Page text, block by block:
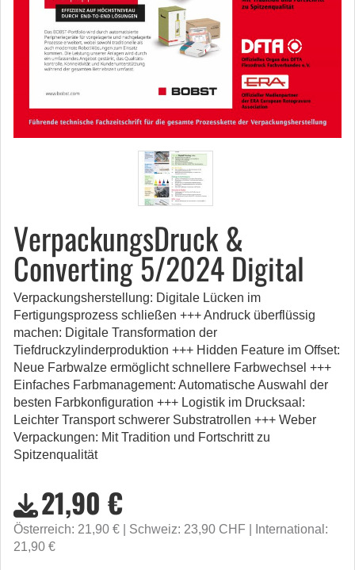
VerpackungsDruck &
Converting 5/2024 Digital
Verpackungsherstellung: Digitale Lücken im
Fertigungsprozess schließen +++ Andruck überflüssig
machen: Digitale Transformation der
Tiefdruckzylinderproduktion +++ Hidden Feature im Offset:
Neue Farbwalze ermöglicht schnellere Farbwechsel +++
Einfaches Farbmanagement: Automatische Auswahl der
besten Farbkonfiguration +++ Logistik im Drucksaal:
Leichter Transport schwerer Substratrollen +++ Weber
Verpackungen: Mit Tradition und Fortschritt zu
Spitzenqualität
21,90 €
Österreich: 21,90 € Schweiz: 23,90 CHF
International:
21,90 €